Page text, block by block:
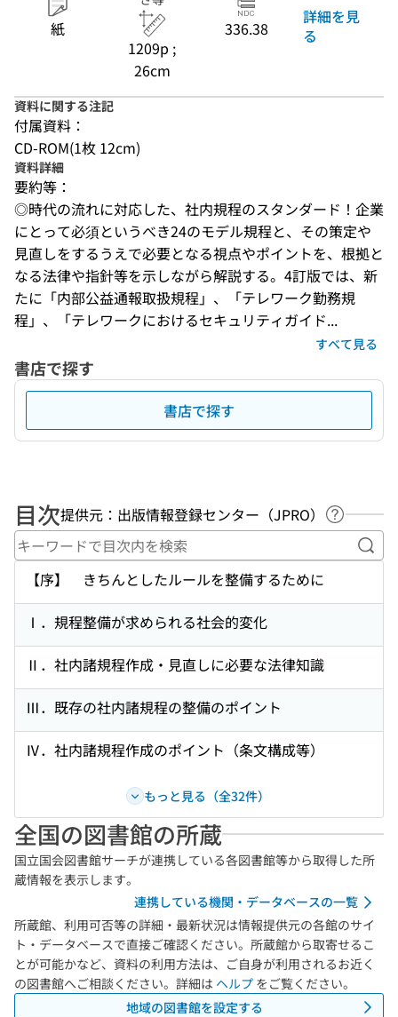
紙
1209p ;
26cm
336.38
詳細を見
る
資料に関する注記
付属資料：
CD-ROM(1枚 12cm)
資料詳細
要約等：
◎時代の流れに対応した、社内規程のスタンダード！企業
にとって必須というべき24のモデル規程と、その策定や
見直しをするうえで必要となる視点やポイントを、根拠と
なる法律や指針等を示しながら解説する。4訂版では、新
たに「内部公益通報取扱規程」、「テレワーク勤務規
程」、「テレワークにおけるセキュリティガイド...
すべて見る
書店で探す
書店で探す
目次提供元：出版情報登録センター（JPRO）
ヘルプペ
キ
【序】 きちんとしたルールを整備するために
Ⅰ．規程整備が求められる社会的変化
Ⅱ．社内諸規程作成・見直しに必要な法律知識
Ⅲ．既存の社内諸規程の整備のポイント
Ⅳ．社内諸規程作成のポイント（条文構成等）
もっと見る（全32件）
全国の図書館の所蔵
国立国会図書館サーチが連携している各図書館等から取得した所
蔵情報を表示します。
連携している機関・データベースの一覧
所蔵館、利用可否等の詳細・最新状況は情報提供元の各館のサイ
ト・データベースで直接ご確認ください。所蔵館から取寄せるこ
とが可能かなど、資料の利用方法は、ご自身が利用されるお近く
の図書館へご相談ください。詳細は ヘルプ をご覧ください。
地域の図書館を設定する